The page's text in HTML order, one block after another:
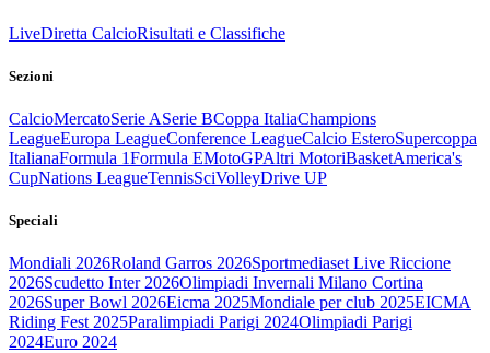
LiveDiretta CalcioRisultati e Classifiche
Sezioni
CalcioMercatoSerie ASerie BCoppa ItaliaChampions
LeagueEuropa LeagueConference LeagueCalcio EsteroSupercoppa
ItalianaFormula 1Formula EMotoGPAltri MotoriBasketAmerica's
CupNations LeagueTennisSciVolleyDrive UP
Speciali
Mondiali 2026Roland Garros 2026Sportmediaset Live Riccione
2026Scudetto Inter 2026Olimpiadi Invernali Milano Cortina
2026Super Bowl 2026Eicma 2025Mondiale per club 2025EICMA
Riding Fest 2025Paralimpiadi Parigi 2024Olimpiadi Parigi
2024Euro 2024